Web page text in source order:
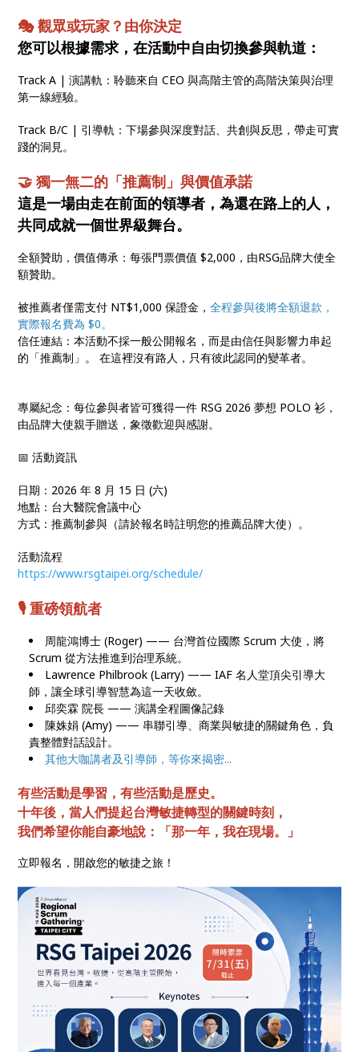
🎭 觀眾或玩家？由你決定
您可以根據需求，在活動中自由切換參與軌道：
Track A | 演講軌：聆聽來自 CEO 與高階主管的高階決策與治理
第一線經驗。
Track B/C | 引導軌：下場參與深度對話、共創與反思，帶走可實
踐的洞見。
🤝 獨一無二的「推薦制」與價值承諾
這是一場由走在前面的領導者，為還在路上的人，
共同成就一個世界級舞台。
全額贊助，價值傳承：每張門票價值 $2,000，由RSG品牌大使全
額贊助。
被推薦者僅需支付 NT$1,000 保證金，全程參與後將全額退款，
實際報名費為 $0。
信任連結：本活動不採一般公開報名，而是由信任與影響力串起
的「推薦制」。 在這裡沒有路人，只有彼此認同的變革者。
專屬紀念：每位參與者皆可獲得一件 RSG 2026 夢想 POLO 衫，
由品牌大使親手贈送，象徵歡迎與感謝。
📅 活動資訊
日期：2026 年 8 月 15 日 (六)
地點：台大醫院會議中心
方式：推薦制參與（請於報名時註明您的推薦品牌大使）。
活動流程
https://www.rsgtaipei.org/schedule/
🎙️ 重磅領航者
周龍鴻博士 (Roger) —— 台灣首位國際 Scrum 大使，將
Scrum 從方法推進到治理系統。
Lawrence Philbrook (Larry) —— IAF 名人堂頂尖引導大
師，讓全球引導智慧為這一天收斂。
邱奕霖 院長 —— 演講全程圖像記錄
陳姝娟 (Amy) —— 串聯引導、商業與敏捷的關鍵角色，負
責整體對話設計。
其他大咖講者及引導師，等你來揭密...
有些活動是學習，有些活動是歷史。
十年後，當人們提起台灣敏捷轉型的關鍵時刻，
我們希望你能自豪地說：「那一年，我在現場。」
立即報名，開啟您的敏捷之旅！